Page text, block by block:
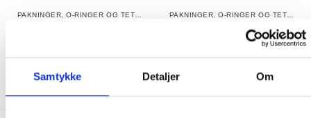
Samtykke Detaljer Om
KJØP
2.5 inch Union O-Ring